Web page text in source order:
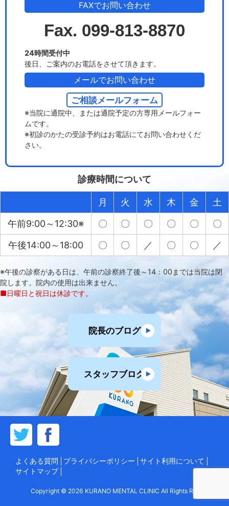
FAXでお問い合わせ
Fax. 099-813-8870
24時間受付中
後日、ご案内のお電話をさせて頂きます。
メールでお問い合わせ
ご相談メールフォーム
※当院に通院中、または通院予定の方専用メールフォー
ムです。
※初診のかたの受診予約はお電話にてお問い合わせくだ
さい。
診療時間について
月 火 水 木 金
土
午前9:00～12:30※
〇 〇 〇 〇 〇
〇
午後14:00～18:00
〇 〇 ／ 〇 〇 ／
※午後の診察がある日は、午前の診察終了後～14：00までは当院は閉
院します。院内の使用は出来ません。
■日曜日と祝日は休診です。
院長のブログ
スタッフブログ
よくある質問 プライバシーポリシー
サイト利用について
サイトマップ
Copyright © 2026 KURANO MENTAL CLINIC All Rights Reserved.